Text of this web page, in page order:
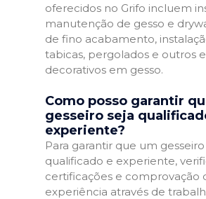
oferecidos no Grifo incluem
manutenção de gesso e
de fino acabamento,
tabicas, pergolados e outros
decorativos em gesso.
Como posso garantir
gesseiro seja
experiente?
Para garantir que um gesseiro
qualificado e experiente,
certificações e comprovação
experiência através de